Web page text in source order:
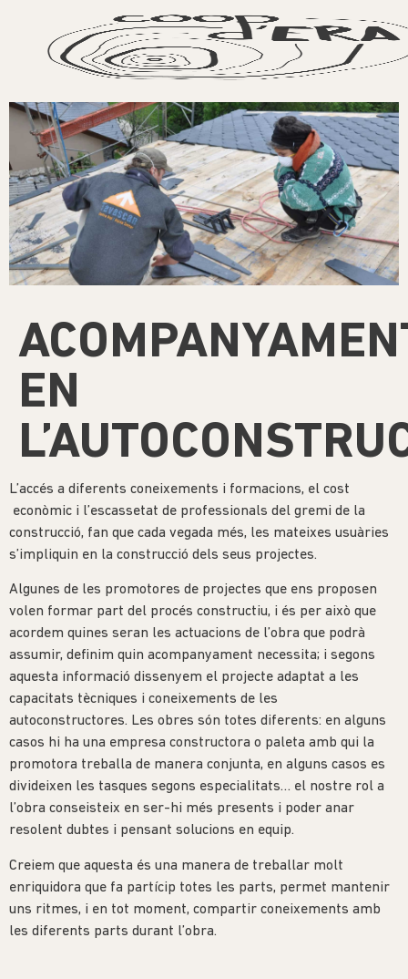
EN
L’accés a diferents coneixements i formacions, el cost
econòmic i l’escassetat de professionals del gremi de la
construcció, fan que cada vegada més, les mateixes usuàries
s’impliquin en la construcció dels seus projectes.
Algunes de les promotores de projectes que ens proposen
volen formar part del procés constructiu, i és per això que
acordem quines seran les actuacions de l’obra que podrà
assumir, definim quin acompanyament necessita; i segons
aquesta informació dissenyem el projecte adaptat a les
capacitats tècniques i coneixements de les
autoconstructores. Les obres són totes diferents: en alguns
casos hi ha una empresa constructora o paleta amb qui la
promotora treballa de manera conjunta, en alguns casos es
divideixen les tasques segons especialitats… el nostre rol a
l’obra conseisteix en ser-hi més presents i poder anar
resolent dubtes i pensant solucions en equip.
Creiem que aquesta és una manera de treballar molt
enriquidora que fa partícip totes les parts, permet mantenir
uns ritmes, i en tot moment, compartir coneixements amb
les diferents parts durant l’obra.